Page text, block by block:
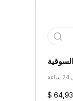
$